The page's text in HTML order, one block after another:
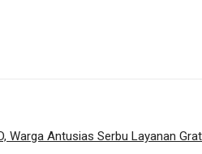
Warga Antusias Serbu Layanan